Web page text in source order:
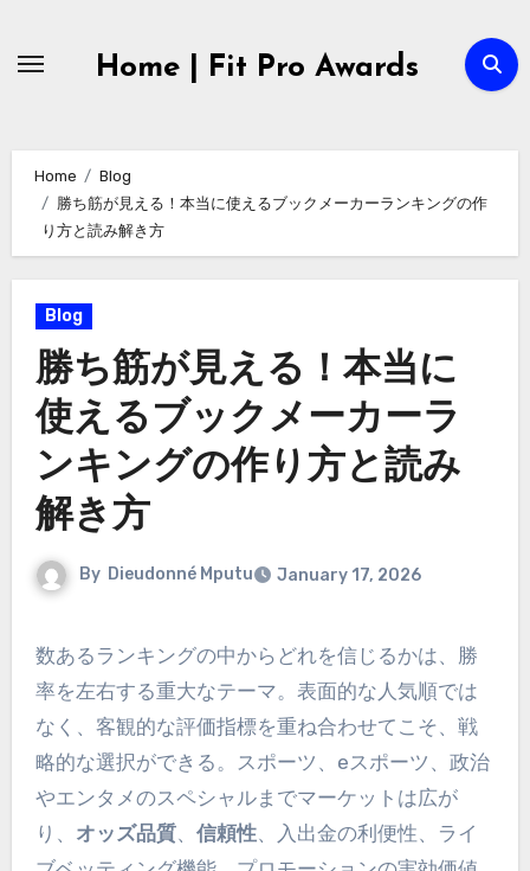
Home | Fit Pro Awards
Home
Blog
勝ち筋が見える！本当に使えるブックメーカーランキングの作
り方と読み解き方
Blog
勝ち筋が見える！本当に
使えるブックメーカーラ
ンキングの作り方と読み
解き方
By Dieudonné Mputu January 17, 2026
数あるランキングの中からどれを信じるかは、勝
率を左右する重大なテーマ。表面的な人気順では
なく、客観的な評価指標を重ね合わせてこそ、戦
略的な選択ができる。スポーツ、eスポーツ、政治
やエンタメのスペシャルまでマーケットは広が
り、 オッズ品質、 信頼性、入出金の利便性、ライ